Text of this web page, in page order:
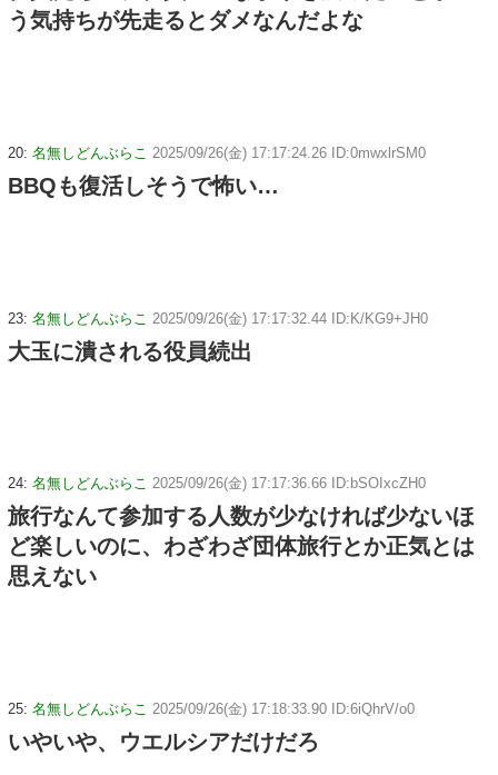
う気持ちが先走るとダメなんだよな
20: 名無しどんぶらこ 2025/09/26(金) 17:17:24.26 ID:0mwxlrSM0
BBQも復活しそうで怖い…
23: 名無しどんぶらこ 2025/09/26(金) 17:17:32.44 ID:K/KG9+JH0
大玉に潰される役員続出
24: 名無しどんぶらこ 2025/09/26(金) 17:17:36.66 ID:bSOIxcZH0
旅行なんて参加する人数が少なければ少ないほ
ど楽しいのに、わざわざ団体旅行とか正気とは
思えない
25: 名無しどんぶらこ 2025/09/26(金) 17:18:33.90 ID:6iQhrV/o0
いやいや、ウエルシアだけだろ